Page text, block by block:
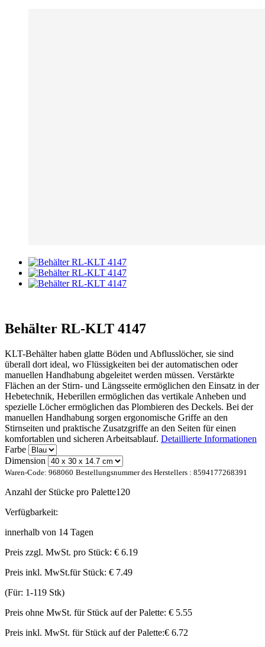
Behälter RL-KLT 4147
KLT-Behälter haben glatte Böden und Abflusslöcher, sie sind
überall dort ideal, wo Flüssigkeiten bei der automatischen oder
manuellen Handhabung abgeleitet werden müssen. Verstärkte
Flächen an der Stirn- und Längsseite ermöglichen den Einsatz in der
Hebetechnik, Heberillen ermöglichen das vertikale Anheben und
spezielle Löcher ermöglichen das Plombieren des Deckels. Bei der
manuellen Handhabung sorgen ergonomische Griffe an den
Stirnseiten und praktische Zusatzgriffe an den Seiten für einen
komfortablen und sicheren Arbeitsablauf. Detaillierte Informationen
Farbe
Dimension
Waren-Code: 968060 Bestellungsnummer des Herstellers : 8594177268391
Anzahl der Stücke pro Palette120
Verfügbarkeit:
innerhalb von 14 Tagen
Preis zzgl. MwSt. pro Stück: € 6.19
Preis inkl. MwSt.für Stück: € 7.49
(Für: 1-119 Stk)
Preis ohne MwSt. für Stück auf der Palette: € 5.55
Preis inkl. MwSt. für Stück auf der Palette:€ 6.72